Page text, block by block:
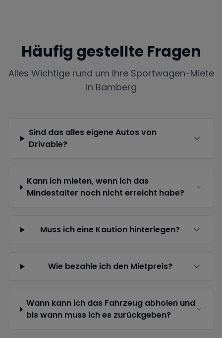
Häufig gestellte Fragen
Alles Wichtige rund um Ihre Sportwagen-Miete
in Bamberg
Sind das alles eigene Autos von
Drivable?
Kann ich mieten, wenn ich das
Mindestalter noch nicht erreicht habe?
Muss ich eine Kaution hinterlegen?
Wie bezahle ich den Mietpreis?
Wann kann ich das Fahrzeug abholen und
bis wann muss ich es zurückgeben?